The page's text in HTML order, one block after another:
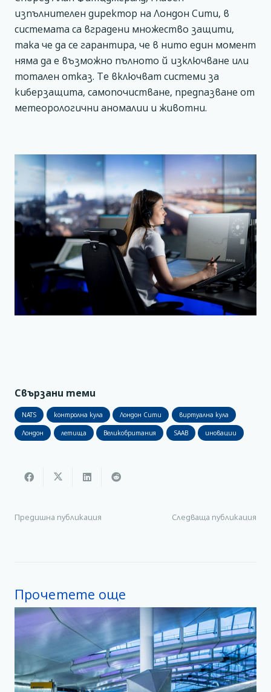
изпълнителен директор на Лондон Сити, в
системата са вградени множество защити,
така че да се гарантира, че в нито един момент
няма да е възможно пълното й изключване или
тотален отказ. Те включват системи за
киберзащита, самопочистване, предпазване от
метеорологични аномалии и животни.
Свързани теми
NATS контролна кула Лондон Сити виртуална кула
Лондон летища Великобритания SAAB иновации
Предишна публикация Следваща публикация
Прочетете още